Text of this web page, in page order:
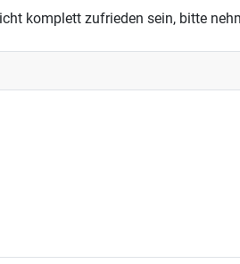
komplett zufrieden sein, bitte